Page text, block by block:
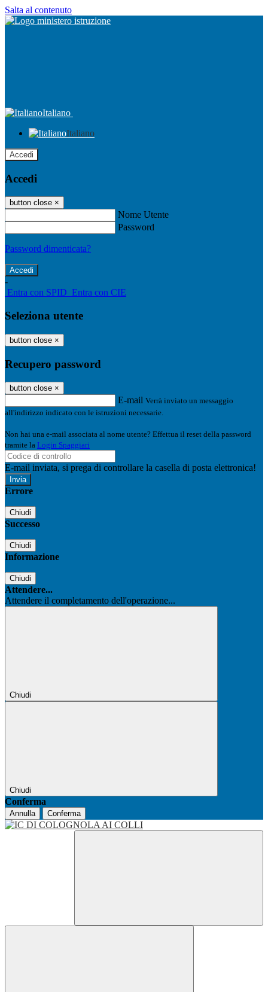
Salta al contenuto
Italiano
Italiano
Accedi
Accedi
button close ×
Nome Utente
Password
Password dimenticata?
-
Entra con SPID Entra con CIE
Seleziona utente
button close ×
Recupero password
button close ×
E-mail Verrà inviato un messaggio
all'indirizzo indicato con le istruzioni necessarie.
Non hai una e-mail associata al nome utente? Effettua il reset della password
tramite la Login Spaggiari
E-mail inviata, si prega di controllare la casella di posta elettronica!
Errore
Chiudi
Successo
Chiudi
Informazione
Chiudi
Attendere...
Attendere il completamento dell'operazione...
Chiudi
Chiudi
Conferma
Annulla Conferma